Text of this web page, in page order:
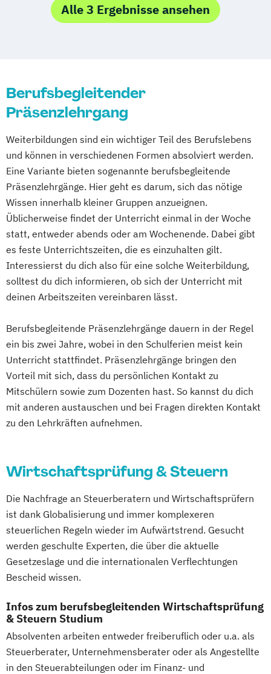
Bilanzbuchhaltung (IHK) - Samstagskurs
Prüfungsvorbereitung
Steuerberater – Vorkurs
Steuerfachwirt – Hauptkurs
Steuerfachwirt – Mündliche
Prüfungsvorbereitung
Steuerberater - Vertiefung
Steuerberater - Vorbereitung mündliche
Steuerfachwirt - Basis/Vertiefung
Steuerfachwirt - Ergänzung
Steuerfachwirt - Grundlagen
Steuerfachwirt - Training
Steuerfachwirt - Vertiefung
Steuerfachwirt - Vorbereitung mündliche
Prüfung
Steuerfachwirt - Wiederholung & Training
Lohn- und Gehaltsbuchhalter
Steuerberater – Klausur-Technik-Lehrgang
Steuerberater – Online-Intensiv-
Klausurenlehrgang
mündliche Prüfung
Steuerfachwirt Prüfungsvorbereitung –
Fernstudium
Steuerfachwirt Prüfungsvorbereitung –
Taxation
Alle 3 Ergebnisse ansehen
Berufsbegleitender
Präsenzlehrgang
Weiterbildungen sind ein wichtiger Teil des Berufslebens
und können in verschiedenen Formen absolviert werden.
Eine Variante bieten sogenannte berufsbegleitende
Präsenzlehrgänge. Hier geht es darum, sich das nötige
Wissen innerhalb kleiner Gruppen anzueignen.
Üblicherweise findet der Unterricht einmal in der Woche
statt, entweder abends oder am Wochenende. Dabei gibt
es feste Unterrichtszeiten, die es einzuhalten gilt.
Interessierst du dich also für eine solche Weiterbildung,
solltest du dich informieren, ob sich der Unterricht mit
deinen Arbeitszeiten vereinbaren lässt.
Berufsbegleitende Präsenzlehrgänge dauern in der Regel
ein bis zwei Jahre, wobei in den Schulferien meist kein
Unterricht stattfindet. Präsenzlehrgänge bringen den
Vorteil mit sich, dass du persönlichen Kontakt zu
Mitschülern sowie zum Dozenten hast. So kannst du dich
mit anderen austauschen und bei Fragen direkten Kontakt
zu den Lehrkräften aufnehmen.
Wirtschaftsprüfung & Steuern
Die Nachfrage an Steuerberatern und Wirtschaftsprüfern
ist dank Globalisierung und immer komplexeren
steuerlichen Regeln wieder im Aufwärtstrend. Gesucht
werden geschulte Experten, die über die aktuelle
Gesetzeslage und die internationalen Verflechtungen
Bescheid wissen.
Infos zum berufsbegleitenden Wirtschaftsprüfung
& Steuern Studium
Absolventen arbeiten entweder freiberuflich oder u.a. als
Steuerberater, Unternehmensberater oder als Angestellte
in den Steuerabteilungen oder im Finanz- und